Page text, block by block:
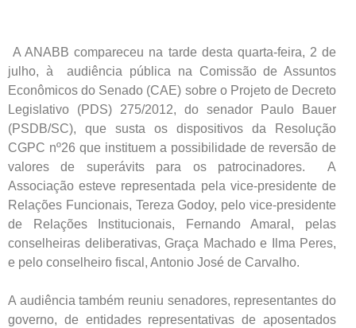
A ANABB compareceu na tarde desta quarta-feira, 2 de
julho, à audiência pública na Comissão de Assuntos
Econômicos do Senado (CAE) sobre o Projeto de Decreto
Legislativo (PDS) 275/2012, do senador Paulo Bauer
(PSDB/SC), que susta os dispositivos da Resolução
CGPC nº26 que instituem a possibilidade de reversão de
valores de superávits para os patrocinadores. A
Associação esteve representada pela vice-presidente de
Relações Funcionais, Tereza Godoy, pelo vice-presidente
de Relações Institucionais, Fernando Amaral, pelas
conselheiras deliberativas, Graça Machado e Ilma Peres,
e pelo conselheiro fiscal, Antonio José de Carvalho.
A audiência também reuniu senadores, representantes do
governo, de entidades representativas de aposentados